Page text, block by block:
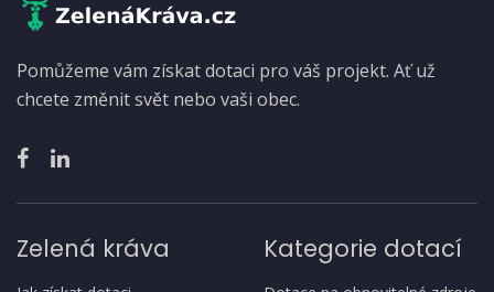
Pomůžeme vám získat dotaci pro váš projekt. Ať už
chcete změnit svět nebo vaši obec.
Zelená kráva Kategorie dotací